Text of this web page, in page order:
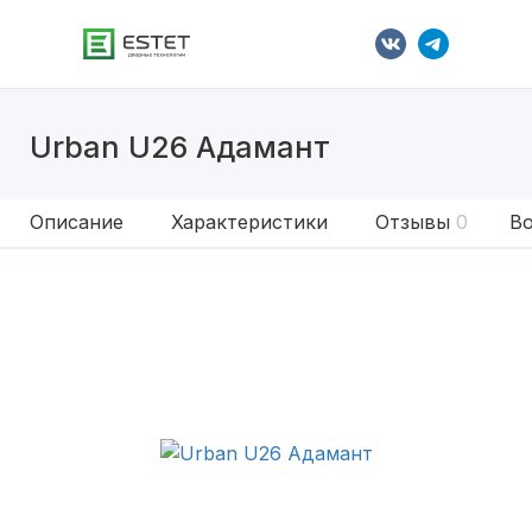
Urban U26 Адамант
Описание Характеристики Отзывы 0